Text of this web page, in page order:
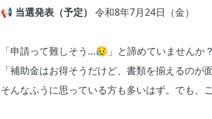
📢 当選発表（予定） 令和8年7月24日（金）
「申請って難しそう…😥」と諦めていませんか？
「補助金はお得そうだけど、書類を揃えるのが
そんなふうに思っている方も多いはず。でも、